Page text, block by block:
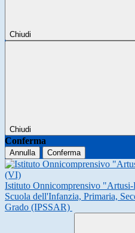
Chiudi
Chiudi
Conferma
Annulla Conferma
Istituto Onnicomprensivo
Scuola dell'Infanzia, Primaria,
Grado (IPSSAR)